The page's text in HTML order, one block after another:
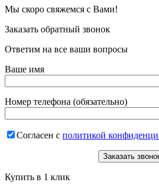
Мы скоро свяжемся с Вами!
Заказать обратный звонок
Ответим на все ваши вопросы
Ваше имя
Номер телефона (обязательно)
Согласен с политикой
Купить в 1 клик